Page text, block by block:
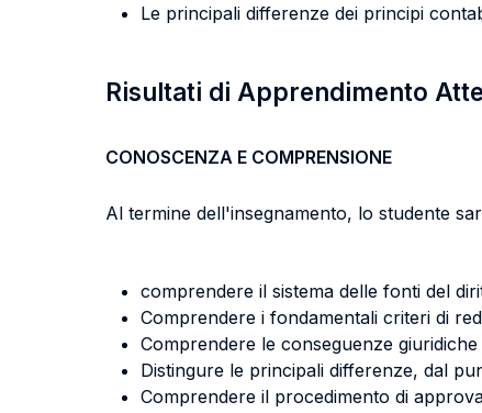
Le principali differenze dei principi
Risultati di Apprendimento
CONOSCENZA E COMPRENSIONE
Al termine dell'insegnamento, lo studente
comprendere il sistema delle fonti del
Comprendere i fondamentali criteri di
Comprendere le conseguenze
Distingure le principali differenze, dal
Comprendere il procedimento di